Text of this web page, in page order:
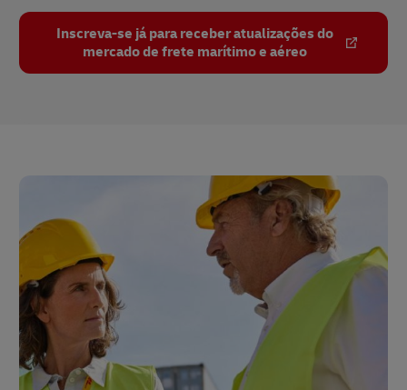
Inscreva-se já para receber atualizações do
mercado de frete marítimo e aéreo